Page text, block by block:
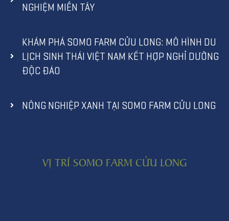
NGHIỆM MIỀN TÂY
KHÁM PHÁ SOMO FARM CỬU LONG: MÔ HÌNH DU
LỊCH SINH THÁI VIỆT NAM KẾT HỢP NGHỈ DƯỠNG
ĐỘC ĐÁO
NÔNG NGHIỆP XANH TẠI SOMO FARM CỬU LONG
VỊ TRÍ SOMO FARM CỬU LONG